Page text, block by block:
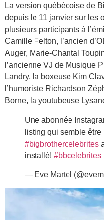
La version québécoise de
depuis le 11 janvier sur les
plusieurs participants à
Camille Felton, l’ancien
Auger, Marie-Chantal
l’ancienne VJ de Musique
Landry, la boxeuse Kim
l’humoriste Richardson
Borne, la youtubeuse
Une abonnée
listing qui semble
#bigbrothercelebrites
installé! #bbcelebrites
— Eve Martel